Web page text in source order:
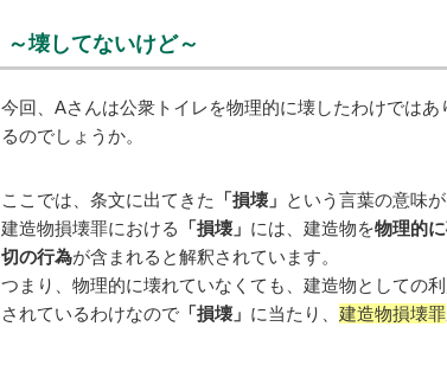
～壊してないけど～
今回、Aさんは公衆トイレを物理的に壊したわけではあ
るのでしょうか。
ここでは、条文に出てきた 「損壊」 という言葉の意味
建造物損壊罪における
「損壊」 には、建造物を物理的
切の行為が含まれると解釈されています。
つまり、物理的に壊れていなくても、建造物としての
されているわけなので 「損壊」 に当たり、 建造物損壊罪